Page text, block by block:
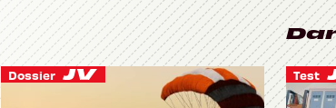
Dossier Test